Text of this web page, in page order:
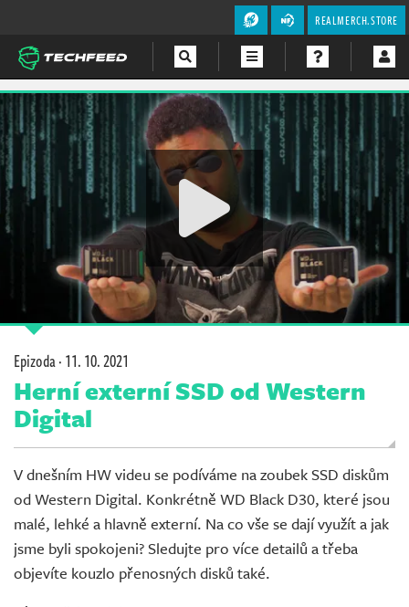
REALMERCH.STORE
Magazín
Videa
Soutěže
Epizoda ·11. 10. 2021
Herní externí SSD od Western
Digital
V dnešním HW videu se podíváme na zoubek SSD diskům
od Western Digital. Konkrétně WD Black D30, které jsou
malé, lehké a hlavně externí. Na co vše se dají využít a jak
jsme byli spokojeni? Sledujte pro více detailů a třeba
objevíte kouzlo přenosných disků také.